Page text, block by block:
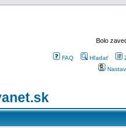
Bolo
FAQ Hľadať